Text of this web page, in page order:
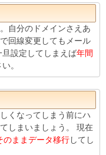
自分のドメインさえあ
回線変更してもメール
設定してしまえば年間
。
くなってしまう前にハ
しまいましょう。 現在
のままデータ移行してし